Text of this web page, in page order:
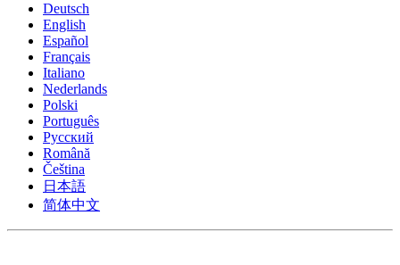
Deutsch
English
Español
Français
Italiano
Nederlands
Polski
Português
Pусский
Română
Čeština
日本語
简体中文